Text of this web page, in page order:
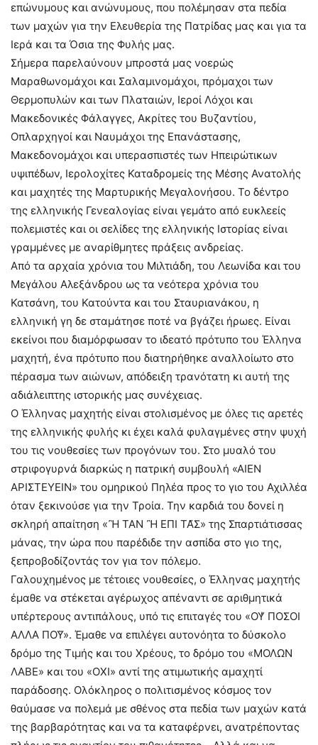
επώνυμους και ανώνυμους, που πολέμησαν στα πεδία
των μαχών για την Ελευθερία της Πατρίδας μας και για τα
Ιερά και τα Όσια της Φυλής μας.
Σήμερα παρελαύνουν μπροστά μας νοερώς
Μαραθωνομάχοι και Σαλαμινομάχοι, πρόμαχοι των
Θερμοπυλών και των Πλαταιών, Ιεροί Λόχοι και
Μακεδονικές Φάλαγγες, Ακρίτες του Βυζαντίου,
Οπλαρχηγοί και Ναυμάχοι της Επανάστασης,
Μακεδονομάχοι και υπερασπιστές των Ηπειρώτικων
υψιπέδων, Ιερολοχίτες Καταδρομείς της Μέσης Ανατολής
και μαχητές της Μαρτυρικής Μεγαλονήσου. Το δέντρο
της ελληνικής Γενεαλογίας είναι γεμάτο από ευκλεείς
πολεμιστές και οι σελίδες της ελληνικής Ιστορίας είναι
γραμμένες με αναρίθμητες πράξεις ανδρείας.
Από τα αρχαία χρόνια του Μιλτιάδη, του Λεωνίδα και του
Μεγάλου Αλεξάνδρου ως τα νεότερα χρόνια του
Κατσάνη, του Κατούντα και του Σταυριανάκου, η
ελληνική γη δε σταμάτησε ποτέ να βγάζει ήρωες. Είναι
εκείνοι που διαμόρφωσαν το ιδεατό πρότυπο του Έλληνα
μαχητή, ένα πρότυπο που διατηρήθηκε αναλλοίωτο στο
πέρασμα των αιώνων, απόδειξη τρανότατη κι αυτή της
αδιάλειπτης ιστορικής μας συνέχειας.
Ο Έλληνας μαχητής είναι στολισμένος με όλες τις αρετές
της ελληνικής φυλής κι έχει καλά φυλαγμένες στην ψυχή
του τις νουθεσίες των προγόνων του. Στο μυαλό του
στριφογυρνά διαρκώς η πατρική συμβουλή «ΑΙΕΝ
ΑΡΙΣΤΕΥΕΙΝ» του ομηρικού Πηλέα προς το γιο του Αχιλλέα
όταν ξεκινούσε για την Τροία. Την καρδιά του δονεί η
σκληρή απαίτηση «Ἢ ΤΑΝ Ἢ ΕΠΙ ΤΑ͂Σ» της Σπαρτιάτισσας
μάνας, την ώρα που παρέδιδε την ασπίδα στο γιο της,
ξεπροβοδίζοντάς τον για τον πόλεμο.
Γαλουχημένος με τέτοιες νουθεσίες, ο Έλληνας μαχητής
έμαθε να στέκεται αγέρωχος απέναντι σε αριθμητικά
υπέρτερους αντιπάλους, υπό τις επιταγές του «ΟΥ̓ ΠΟΣΟΙ
ΑΛΛΑ ΠΟΥ͂». Έμαθε να επιλέγει αυτονόητα το δύσκολο
δρόμο της Τιμής και του Χρέους, το δρόμο του «ΜΟΛΩΝ
ΛΑΒΕ» και του «ΟΧΙ» αντί της ατιμωτικής αμαχητί
παράδοσης. Ολόκληρος ο πολιτισμένος κόσμος τον
θαύμασε να πολεμά με σθένος στα πεδία των μαχών κατά
της βαρβαρότητας και να τα καταφέρνει, ανατρέποντας